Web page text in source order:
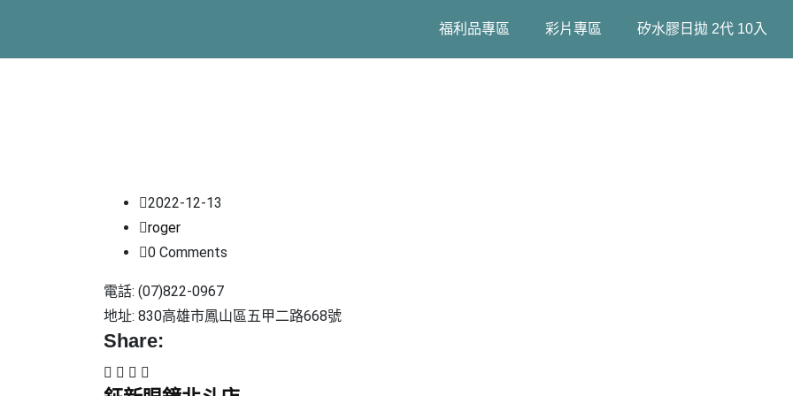
福利品專區 彩片專區 矽水膠日拋 2代 10入
2022-12-13
roger
0 Comments
電話: (07)822-0967
地址: 830高雄市鳳山區五甲二路668號
Share: